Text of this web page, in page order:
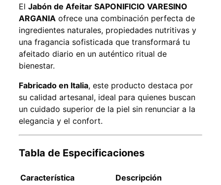
El Jabón de Afeitar SAPONIFICIO VARESINO
ARGANIA ofrece una combinación perfecta de
ingredientes naturales, propiedades nutritivas y
una fragancia sofisticada que transformará tu
afeitado diario en un auténtico ritual de
bienestar.
Fabricado en Italia, este producto destaca por
su calidad artesanal, ideal para quienes buscan
un cuidado superior de la piel sin renunciar a la
elegancia y el confort.
Tabla de Especificaciones
Característica
Descripción